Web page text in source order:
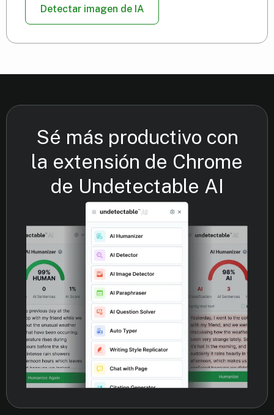
Detectar imagen de IA
Sé más productivo con
la extensión de Chrome
de Undetectable AI